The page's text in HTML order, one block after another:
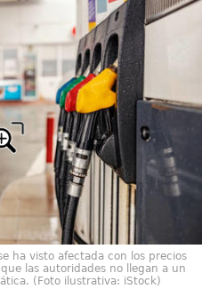
ha visto afectada con los precios
las autoridades no llegan a un
(Foto ilustrativa: iStock)